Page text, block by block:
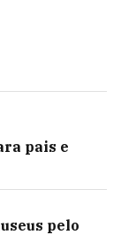
pais e
pelo